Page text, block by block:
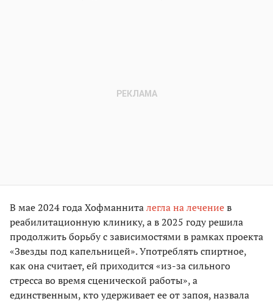
В мае 2024 года Хофманниталегла на лечениев
реабилитационную клинику, а в 2025 году решила
продолжить борьбу с зависимостями в рамках проекта
«Звезды под капельницей». Употреблять спиртное,
как она считает, ей приходится «из-за сильного
стресса во время сценической работы», а
единственным, кто удерживает ее от запоя, назвала